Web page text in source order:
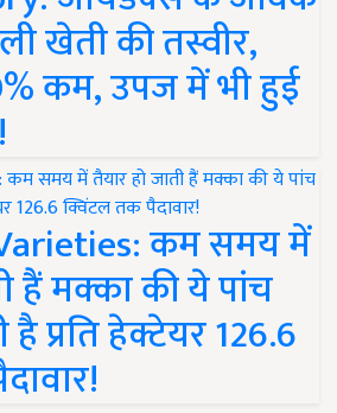
खेती की तस्वीर,
कम, उपज में भी हुई
कम समय में
हैं मक्का की ये पांच
प्रति हेक्टेयर 126.6